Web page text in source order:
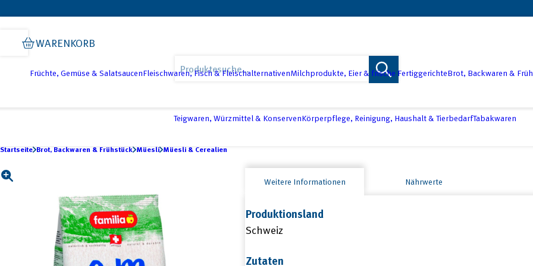
springen
springen
springen
Früchte, Gemüse & SalatsaucenFleischwaren, Fisch & FleischalternativenMilchprodukte, Eier & frische FertiggerichteBrot, Backwaren &
Teigwaren, Würzmittel & KonservenKörperpflege, Reinigung, Haushalt & TierbedarfTabakwaren
WARENKORB
search
Startseite Brot, Backwaren & Frühstück Müesli Müesli & Cerealien
Weitere Informationen Nährwerte
Produktionsland
Schweiz
Zutaten